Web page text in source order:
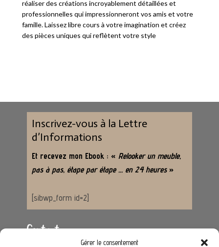
Gérer le consentement
réaliser des créations incroyablement détaillées et
professionnelles qui impressionneront vos amis et votre
famille. Laissez libre cours à votre imagination et créez
des pièces uniques qui reflètent votre style
Inscrivez-vous à la Lettre
d’Informations
Et recevez mon Ebook : « Relooker un meuble,
pas à pas, étape par étape … en 24 heures »
[sibwp_form id=2]
Contact